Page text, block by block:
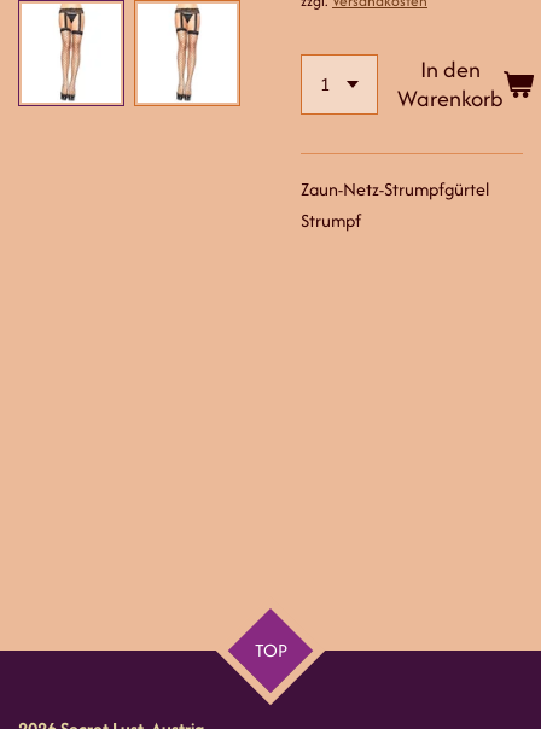
In den
Warenkorb
Zaun-Netz-Strumpfgürtel
Strumpf
TOP